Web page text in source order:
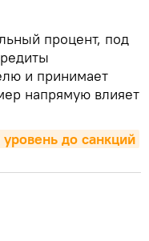
процент, под
и принимает
напрямую влияет
до санкций